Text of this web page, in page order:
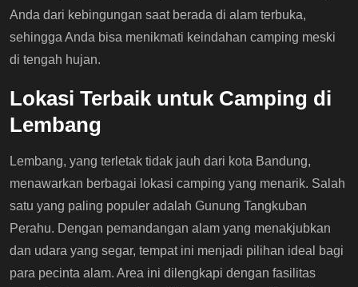
Anda dari kebingungan saat berada di alam terbuka,
sehingga Anda bisa menikmati keindahan camping meski
di tengah hujan.
Lokasi Terbaik untuk Camping di
Lembang
Lembang, yang terletak tidak jauh dari kota Bandung,
menawarkan berbagai lokasi camping yang menarik. Salah
satu yang paling populer adalah Gunung Tangkuban
Perahu. Dengan pemandangan alam yang menakjubkan
dan udara yang segar, tempat ini menjadi pilihan ideal bagi
para pecinta alam. Area ini dilengkapi dengan fasilitas